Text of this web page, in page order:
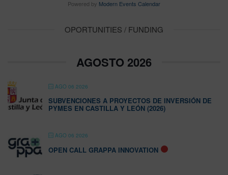
Powered by Modern Events Calendar
OPORTUNITIES / FUNDING
AGOSTO 2026
AGO 06 2026
SUBVENCIONES A PROYECTOS DE INVERSIÓN DE
PYMES EN CASTILLA Y LEÓN (2026)
AGO 06 2026
OPEN CALL GRAPPA INNOVATION